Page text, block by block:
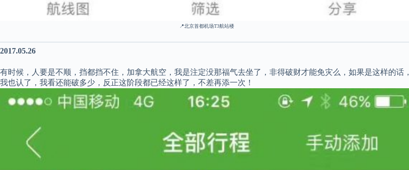
📍北京首都机场T3航站楼
2017.05.26
有时候，人要是不顺，挡都挡不住，加拿大航空，我是注定没那福气去坐了，非得破财才能免灾么，如果是这样的话，
我也认了，我看还能破多少，反正这阶段都已经这样了，不差再添一次！